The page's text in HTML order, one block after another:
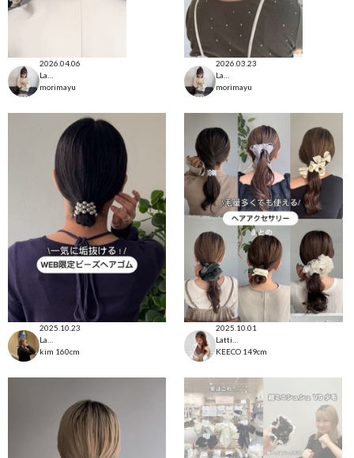
2026.04.06
morimayu
2026.03.23
morimayu
2025.10.23
kim 160cm
2025.10.01
KEECO 149cm